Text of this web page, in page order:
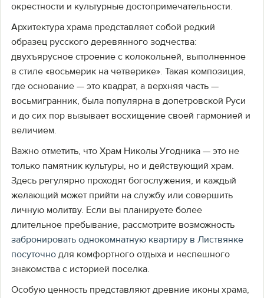
окрестности и культурные достопримечательности.
Архитектура храма представляет собой редкий
образец русского деревянного зодчества:
двухъярусное строение с колокольней, выполненное
в стиле «восьмерик на четверике». Такая композиция,
где основание — это квадрат, а верхняя часть —
восьмигранник, была популярна в допетровской Руси
и до сих пор вызывает восхищение своей гармонией и
величием.
Важно отметить, что Храм Николы Угодника — это не
только памятник культуры, но и действующий храм.
Здесь регулярно проходят богослужения, и каждый
желающий может прийти на службу или совершить
личную молитву. Если вы планируете более
длительное пребывание, рассмотрите возможность
забронировать однокомнатную квартиру в Листвянке
посуточно для комфортного отдыха и неспешного
знакомства с историей поселка.
Особую ценность представляют древние иконы храма,